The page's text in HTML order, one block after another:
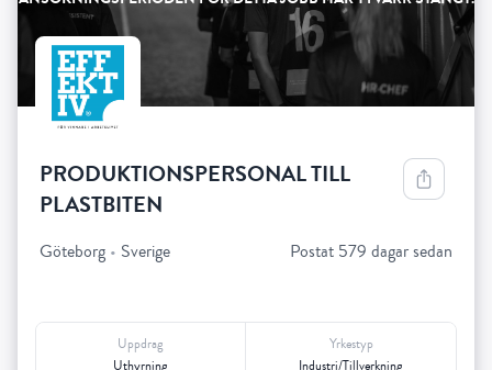
PRODUKTIONSPERSONAL TILL
PLASTBITEN
Göteborg • Sverige Postat 579 dagar sedan
Uppdrag
Yrkestyp